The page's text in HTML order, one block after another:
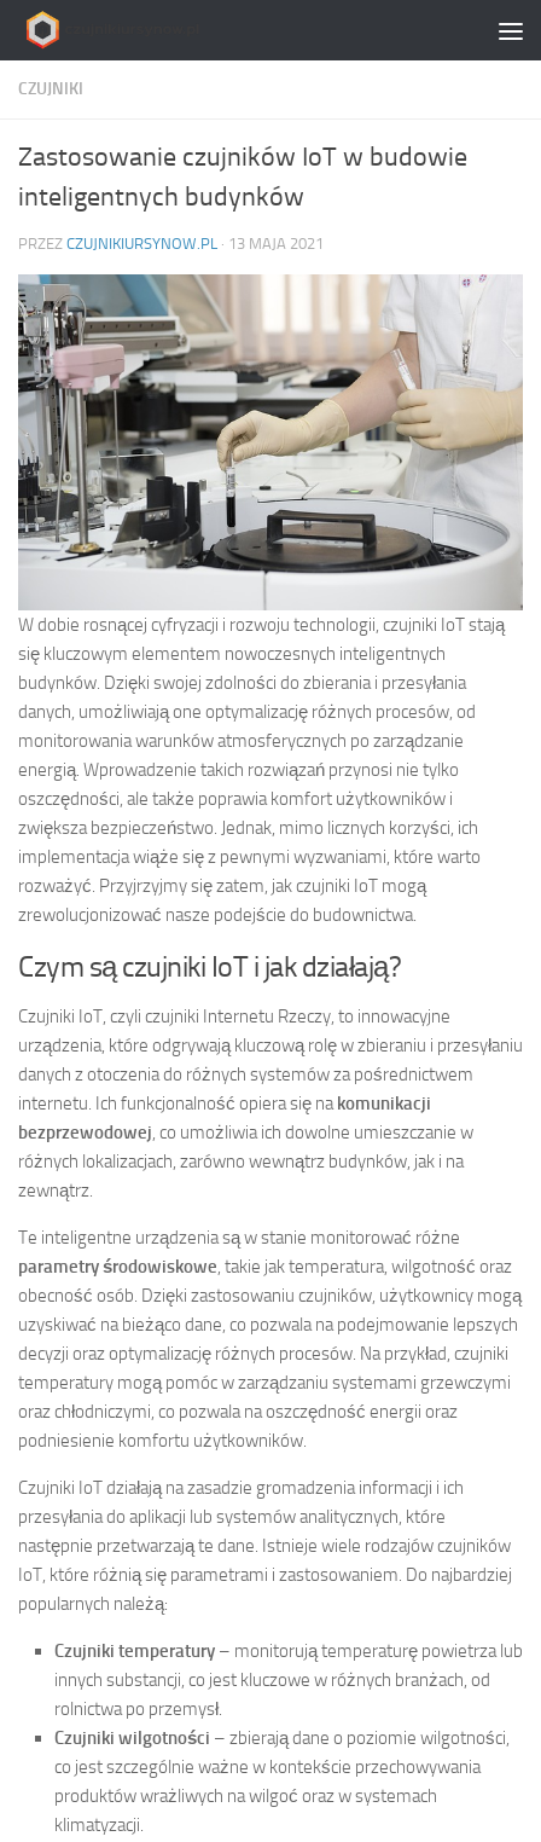
Skip to content
CZUJNIKI
Zastosowanie czujników IoT w budowie
inteligentnych budynków
PRZEZ CZUJNIKIURSYNOW.PL · 13 MAJA 2021
W dobie rosnącej cyfryzacji i rozwoju technologii, czujniki IoT stają
się kluczowym elementem nowoczesnych inteligentnych
budynków. Dzięki swojej zdolności do zbierania i przesyłania
danych, umożliwiają one optymalizację różnych procesów, od
monitorowania warunków atmosferycznych po zarządzanie
energią. Wprowadzenie takich rozwiązań przynosi nie tylko
oszczędności, ale także poprawia komfort użytkowników i
zwiększa bezpieczeństwo. Jednak, mimo licznych korzyści, ich
implementacja wiąże się z pewnymi wyzwaniami, które warto
rozważyć. Przyjrzyjmy się zatem, jak czujniki IoT mogą
zrewolucjonizować nasze podejście do budownictwa.
Czym są czujniki IoT i jak działają?
Czujniki IoT, czyli czujniki Internetu Rzeczy, to innowacyjne
urządzenia, które odgrywają kluczową rolę w zbieraniu i przesyłaniu
danych z otoczenia do różnych systemów za pośrednictwem
internetu. Ich funkcjonalność opiera się nakomunikacji
bezprzewodowej, co umożliwia ich dowolne umieszczanie w
różnych lokalizacjach, zarówno wewnątrz budynków, jak i na
zewnątrz.
Te inteligentne urządzenia są w stanie monitorować różne
parametry środowiskowe, takie jak temperatura, wilgotność oraz
obecność osób. Dzięki zastosowaniu czujników, użytkownicy mogą
uzyskiwać na bieżąco dane, co pozwala na podejmowanie lepszych
decyzji oraz optymalizację różnych procesów. Na przykład, czujniki
temperatury mogą pomóc w zarządzaniu systemami grzewczymi
oraz chłodniczymi, co pozwala na oszczędność energii oraz
podniesienie komfortu użytkowników.
Czujniki IoT działają na zasadzie gromadzenia informacji i ich
przesyłania do aplikacji lub systemów analitycznych, które
następnie przetwarzają te dane. Istnieje wiele rodzajów czujników
IoT, które różnią się parametrami i zastosowaniem. Do najbardziej
popularnych należą:
Czujniki temperatury – monitorują temperaturę powietrza lub
innych substancji, co jest kluczowe w różnych branżach, od
rolnictwa po przemysł.
Czujniki wilgotności – zbierają dane o poziomie wilgotności,
co jest szczególnie ważne w kontekście przechowywania
produktów wrażliwych na wilgoć oraz w systemach
klimatyzacji.